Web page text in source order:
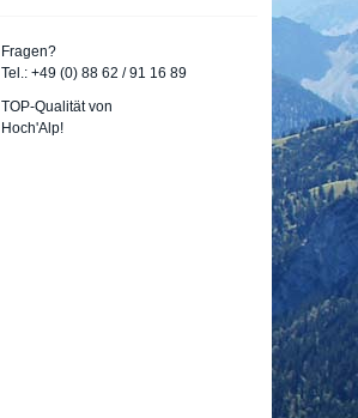
Fragen?
Tel.: +49 (0) 88 62 / 91 16 89
TOP-Qualität von
Hoch'Alp!